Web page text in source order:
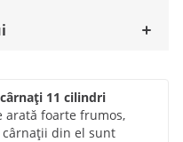
11 cilindri
arată foarte frumos,
din el sunt